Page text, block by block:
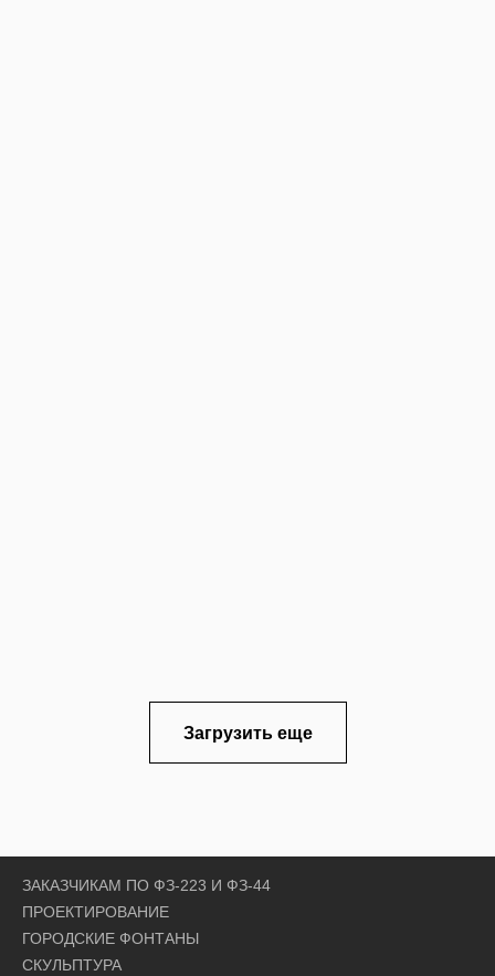
Загрузить еще
ЗАКАЗЧИКАМ ПО ФЗ-223 И ФЗ-44
ПРОЕКТИРОВАНИЕ
ГОРОДСКИЕ ФОНТАНЫ
СКУЛЬПТУРА